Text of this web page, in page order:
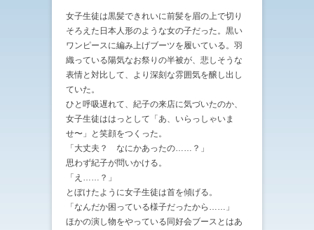
女子生徒は黒髪できれいに前髪を眉の上で切り
そろえた日本人形のような女の子だった。黒い
ワンピースに編み上げブーツを履いている。羽
織っている陽気なお祭りの半被が、悲しそうな
表情と対比して、より深刻な雰囲気を醸し出し
ていた。
ひと呼吸遅れて、紀子の来店に気づいたのか、
女子生徒ははっとして「あ、いらっしゃいま
せ〜」と笑顔をつくった。
「大丈夫？ なにかあったの……？」
思わず紀子が問いかける。
「え……？」
とぼけたように女子生徒は首を傾げる。
「なんだか困っている様子だったから……」
ほかの演し物をやっている同好会ブースとはあ